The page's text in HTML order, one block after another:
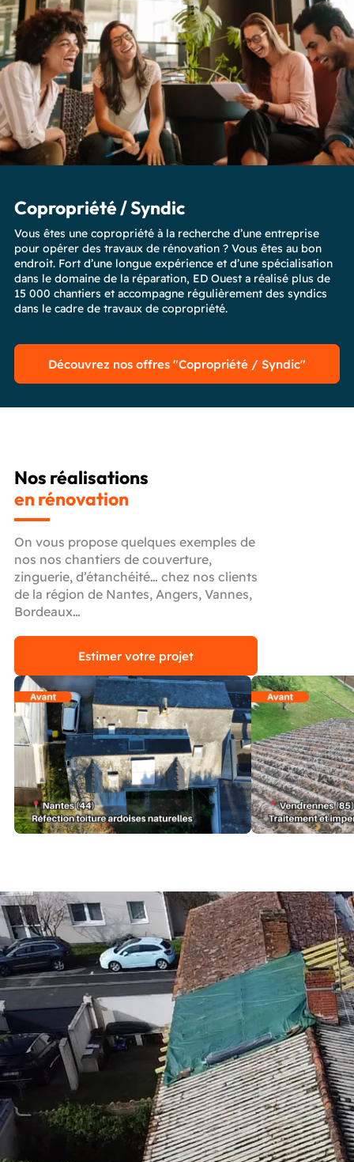
Copropriété / Syndic
Vous êtes une copropriété à la recherche d’une entreprise
pour opérer des travaux de rénovation ? Vous êtes au bon
endroit. Fort d’une longue expérience et d’une spécialisation
dans le domaine de la réparation, ED Ouest a réalisé plus de
15 000 chantiers et accompagne régulièrement des syndics
dans le cadre de travaux de copropriété.
Découvrez nos offres "Copropriété / Syndic"
Nos réalisations
en rénovation
On vous propose quelques exemples de
nos nos chantiers de couverture,
zinguerie, d’étanchéité… chez nos clients
de la région de Nantes, Angers, Vannes,
Bordeaux…
Estimer votre projet